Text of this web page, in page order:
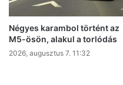
Négyes karambol történt az
M5-ösön, alakul a torlódás
2026, augusztus 7. 11:32